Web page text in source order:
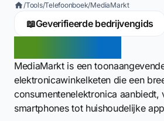
/Tools/Telefoonboek/MediaMarkt
📖Geverifieerde bedrijvengids
MediaMarkt is een
elektronicawinkelketen die een
consumentenelektronica aanbiedt,
smartphones tot huishoudelijke